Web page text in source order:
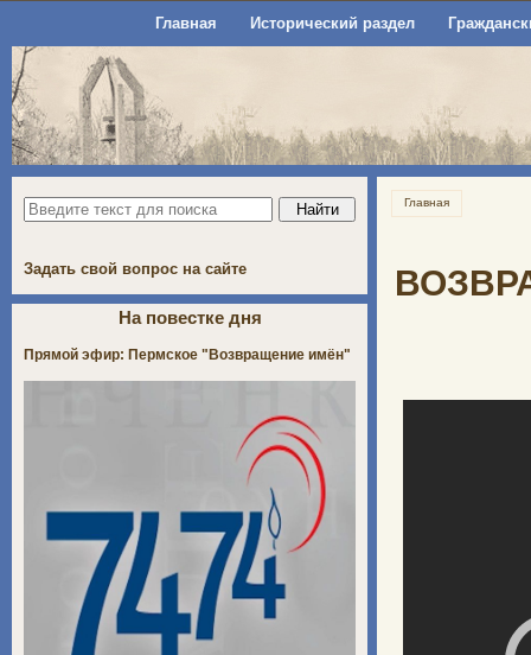
Главная Исторический раздел
Главная
Задать свой вопрос на сайте
На повестке дня
Прямой эфир: Пермское "Возвращение имён"